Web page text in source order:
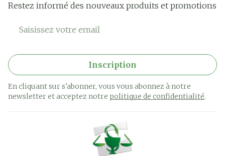
Restez informé des nouveaux produits et promotions
Adresse mail
Inscription
En cliquant sur s'abonner, vous vous abonnez à notre
newsletter et acceptez notre politique de confidentialité.